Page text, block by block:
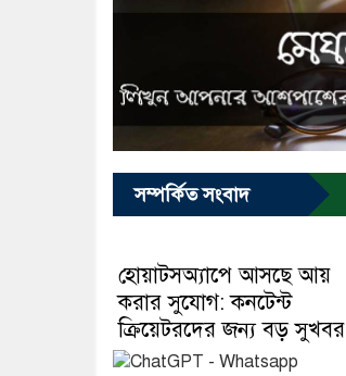
সম্পর্কিত সংবাদ
হোয়াটসঅ্যাপে আসছে আয়
করার সুযোগ: কনটেন্ট
ক্রিয়েটরদের জন্য বড় সুখবর